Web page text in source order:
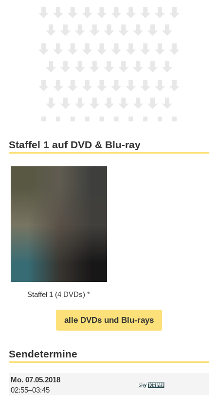
Staffel 1 auf DVD & Blu-ray
Staffel 1 (4 DVDs)
alle DVDs und Blu-rays
Sendetermine
Mo.07.05.2018
02:55–03:45